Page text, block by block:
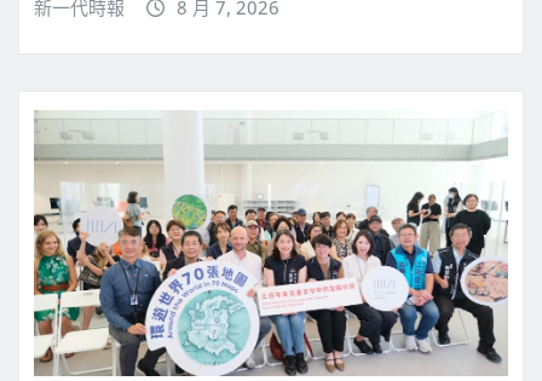
新一代時報 8 月 7, 2026